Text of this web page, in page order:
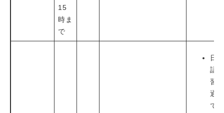
15
時ま
で
日
語
習
通
て